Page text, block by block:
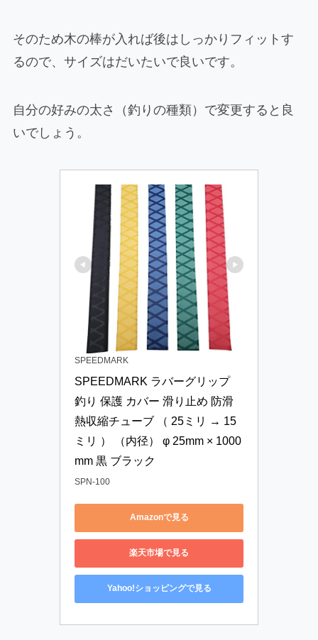
そのため木の棒が入れば後はしっかりフィットす
るので、サイズはだいたいで良いです。
自分の好みの太さ（釣りの種類）で変更すると良
いでしょう。
SPEEDMARK
SPEEDMARK ラバーグリップ
釣り 保護 カバー 滑り止め 防滑
熱収縮チューブ （ 25ミリ → 15
ミリ ） （内径） φ 25mm × 1000
mm 黒 ブラック
SPN-100
Amazonで見る
楽天市場で見る
Yahoo!ショッピングで見る